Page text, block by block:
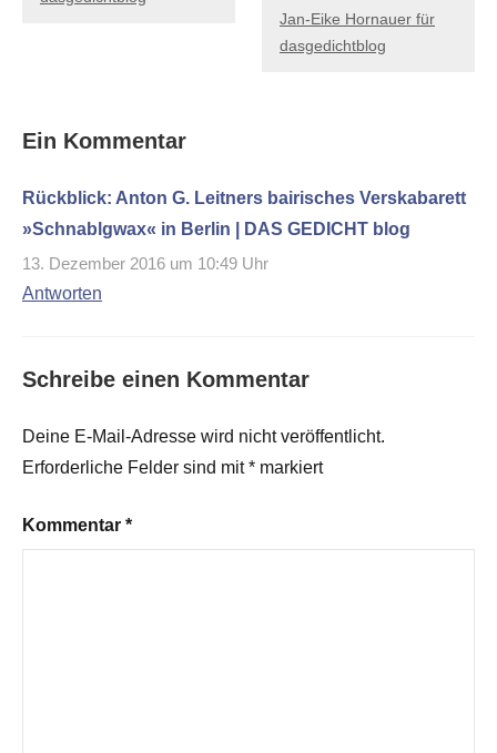
Jan-Eike Hornauer für
dasgedichtblog
Ein Kommentar
Rückblick: Anton G. Leitners bairisches Verskabarett
»Schnablgwax« in Berlin | DAS GEDICHT blog
13. Dezember 2016 um 10:49 Uhr
Antworten
Schreibe einen Kommentar
Deine E-Mail-Adresse wird nicht veröffentlicht.
Erforderliche Felder sind mit* markiert
Kommentar *